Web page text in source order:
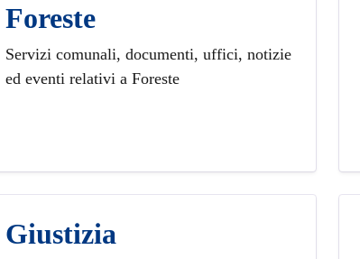
Foreste
Servizi comunali, documenti, uffici, notizie
ed eventi relativi a Foreste
Giustizia